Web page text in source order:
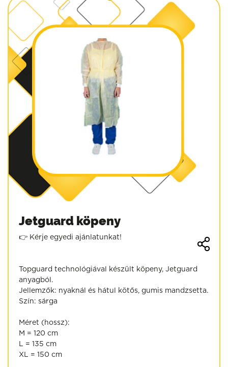
Jetguard köpeny
👉 Kérje egyedi ajánlatunkat!
Topguard technológiával készült köpeny, Jetguard
anyagból.
Jellemzők: nyaknál és hátul kötős, gumis mandzsetta.
Szín: sárga
Méret (hossz):
M = 120 cm
L = 135 cm
XL = 150 cm